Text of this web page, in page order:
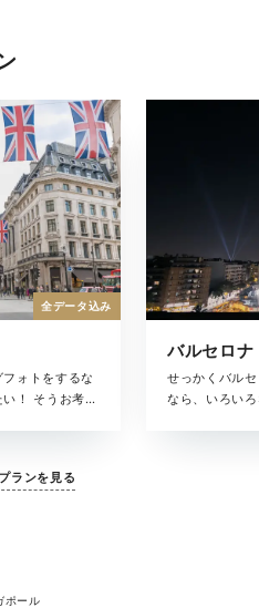
ォトをするな
！ そうお考え
てお届けしま
全データ込み
バルセロ
せっかくバル
なら、いろい
ランを見る
ポール